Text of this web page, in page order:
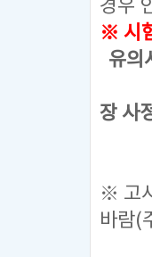
경우
※ 시
유의
장 사
※ 고
바람(